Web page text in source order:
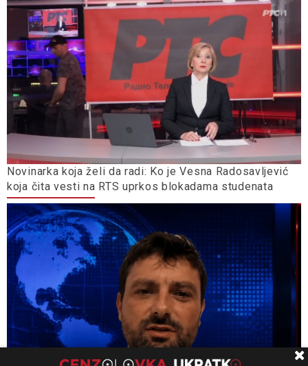
Novinarka koja želi da radi: Ko je Vesna Radosavljević
koja čita vesti na RTS uprkos blokadama studenata